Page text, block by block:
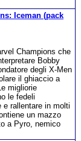
Iceman (pack
Champions che
Bobby
degli X-Men
il ghiaccio a
migliorie
le fedeli
e rallentare in molti
un mazzo
a Pyro, nemico